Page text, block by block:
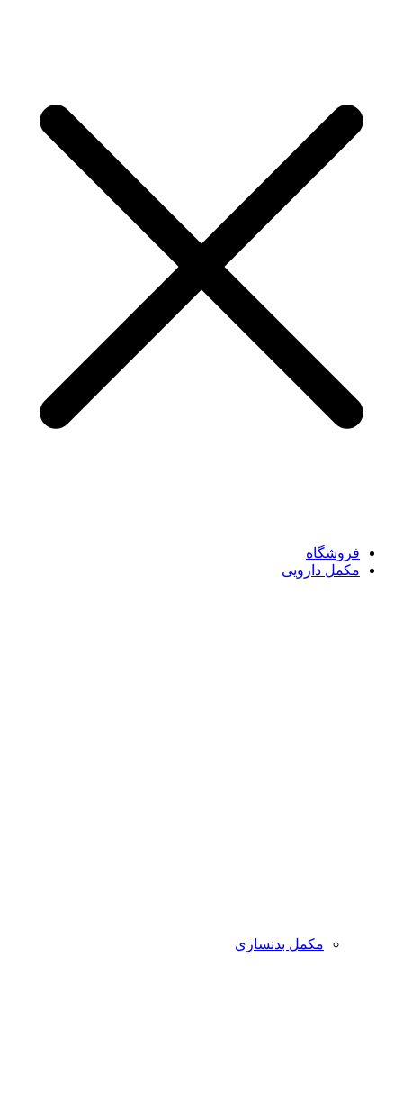
فروشگاه
مکمل دارویی
مکمل بدنسازی